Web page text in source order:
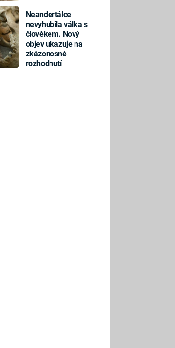
Neandertálce
nevyhubila válka s
člověkem. Nový
objev ukazuje na
zkázonosné
rozhodnutí